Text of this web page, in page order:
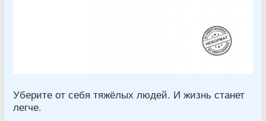
Уберите от себя тяжёлых людей. И жизнь станет
легче.